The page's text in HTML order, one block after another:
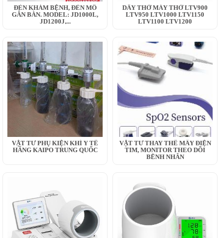
ĐÈN KHÁM BỆNH, ĐÈN MỔ
GẮN BÀN. MODEL: JD1000L,
JD1200J,...
DÂY THỞ MÁY THỞ LTV900
LTV950 LTV1000 LTV1150
LTV1100 LTV1200
VẬT TƯ PHỤ KIỆN KHÍ Y TẾ
HÃNG KAIPO TRUNG QUỐC
VẬT TƯ THAY THẾ MÂY ĐIỆN
TIM, MONITOR THEO DÕI
BỆNH NHÂN